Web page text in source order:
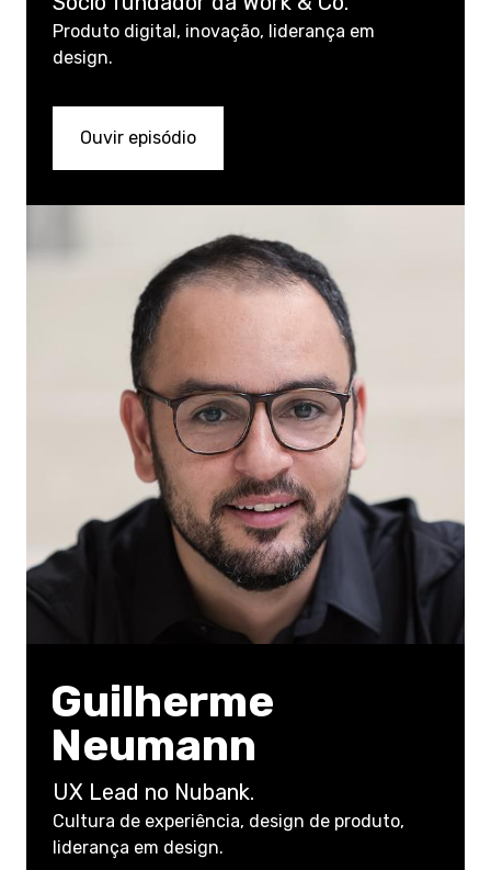
Produto digital, inovação, liderança em
design.
Ouvir episódio
Guilherme
Neumann
UX Lead no Nubank.
Cultura de experiência, design de produto,
liderança em design.